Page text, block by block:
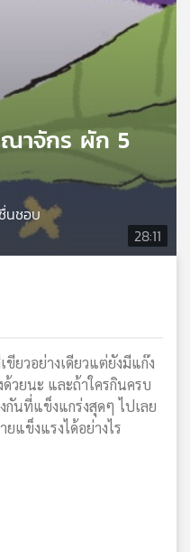
28:11
ณาจักร ผัก 5
นชอบ
ยวอย่างเดียวแต่ยังมีแก๊ง
วยนะ และถ้าใครกินครบ
กันที่แข็งแกร่งสุดๆ ไปเลย
ยแข็งแรงได้อย่างไร